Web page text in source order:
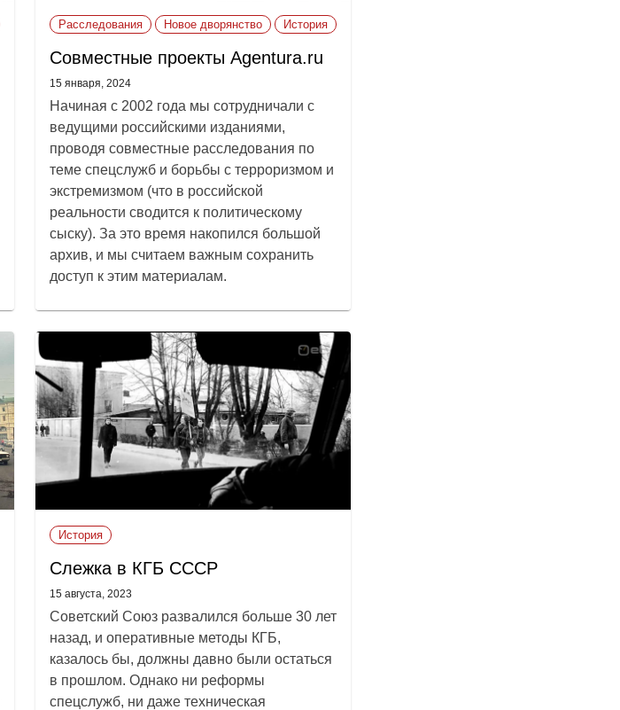
Расследования Новое дворянство История
Совместные проекты Agentura.ru
15 января, 2024
Начиная с 2002 года мы сотрудничали с
ведущими российскими изданиями,
проводя совместные расследования по
теме спецслужб и борьбы с терроризмом и
экстремизмом (что в российской
реальности сводится к политическому
сыску). За это время накопился большой
архив, и мы считаем важным сохранить
доступ к этим материалам.
История
Слежка в КГБ СССР
15 августа, 2023
Советский Союз развалился больше 30 лет
назад, и оперативные методы КГБ,
казалось бы, должны давно были остаться
в прошлом. Однако ни реформы
спецслужб, ни даже техническая